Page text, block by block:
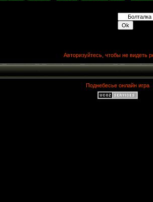
Авторизуйтесь, чтобы не видеть
Поднебесье онлайн игра